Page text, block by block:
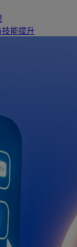
技能提升